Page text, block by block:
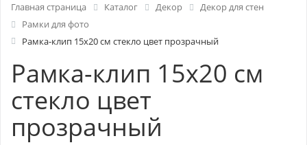
Главная страница Каталог Декор
Декор для стен
Рамки для фото
Рамка-клип 15x20 см стекло цвет прозрачный
Рамка-клип 15x20 см
стекло цвет
прозрачный